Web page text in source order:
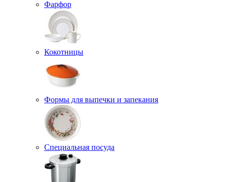
Фарфор
Кокотницы
Формы для выпечки и запекания
Специальная посуда